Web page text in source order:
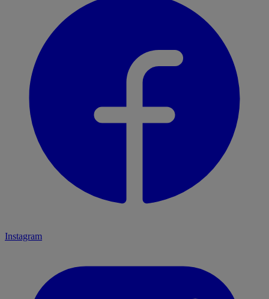
Instagram